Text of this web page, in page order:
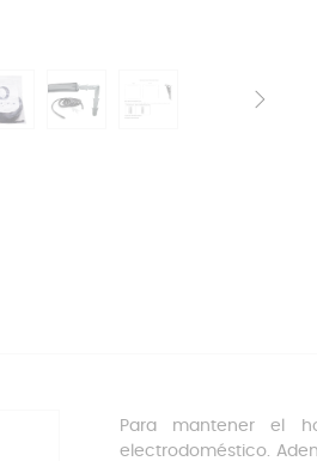
Para mantener el
electrodoméstico.